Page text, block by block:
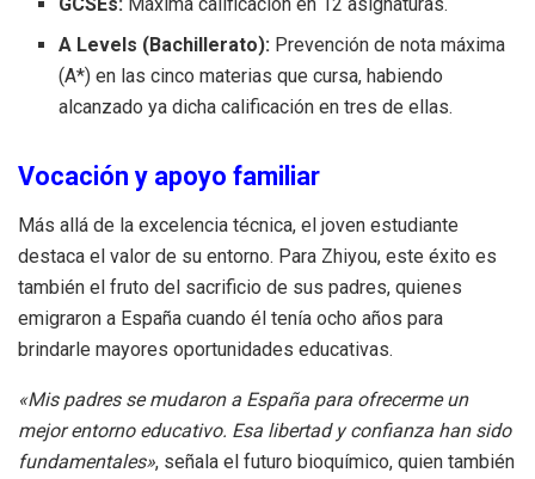
A Levels (Bachillerato): Prevención de nota máxima
(A*) en las cinco materias que cursa, habiendo
alcanzado ya dicha calificación en tres de ellas.
Vocación y apoyo familiar
Más allá de la excelencia técnica, el joven estudiante
destaca el valor de su entorno. Para Zhiyou, este éxito es
también el fruto del sacrificio de sus padres, quienes
emigraron a España cuando él tenía ocho años para
brindarle mayores oportunidades educativas.
«Mis padres se mudaron a España para ofrecerme un
mejor entorno educativo. Esa libertad y confianza han sido
fundamentales», señala el futuro bioquímico, quien también